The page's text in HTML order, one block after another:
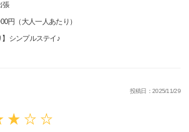
張
円（大人一人あたり）
】シンプルステイ♪
投稿日：2025/11/29